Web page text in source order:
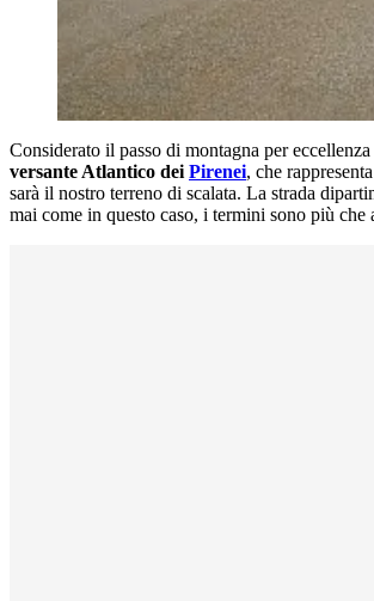
Considerato il passo di montagna per
versante Atlantico dei Pirenei, che
sarà il nostro terreno di scalata. La strada
mai come in questo caso, i termini sono più che